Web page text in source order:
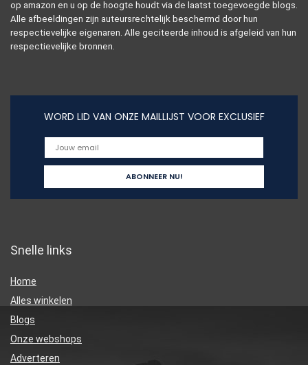
op amazon en u op de hoogte houdt via de laatst toegevoegde blogs.
Alle afbeeldingen zijn auteursrechtelijk beschermd door hun
respectievelijke eigenaren. Alle geciteerde inhoud is afgeleid van hun
respectievelijke bronnen.
WORD LID VAN ONZE MAILLIJST VOOR EXCLUSIEF
Snelle links
Home
Alles winkelen
Blogs
Onze webshops
Adverteren